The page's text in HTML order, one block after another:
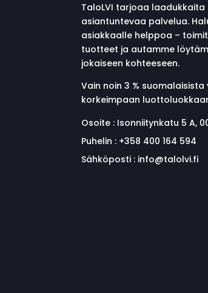
TaloLVI tarjoaa
asiantuntevaa palvelua.
asiakkaalle helppoa –
tuotteet ja autamme
jokaiseen kohteeseen.
Vain noin 3 %
korkeimpaan
Osoite : Isonniitynkatu 5 A,
Puhelin : +358 400 164 594
Sähköposti : info@talolvi.fi